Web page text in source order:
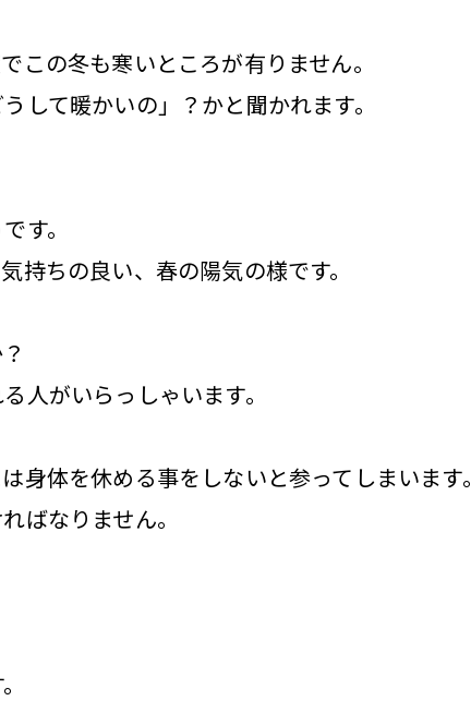
この冬も寒いところが有りません。
して暖かいの」？かと聞かれます。
す。
持ちの良い、春の陽気の様です。
人がいらっしゃいます。
身体を休める事をしないと参ってしまいます。
ばなりません。